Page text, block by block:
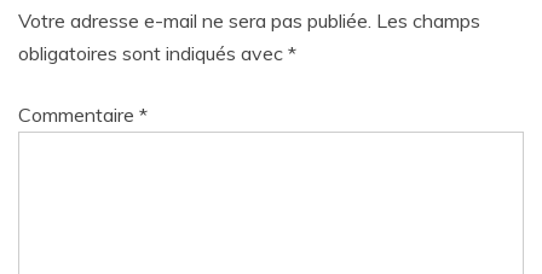
Votre adresse e-mail ne sera pas publiée. Les champs
obligatoires sont indiqués avec *
Commentaire *